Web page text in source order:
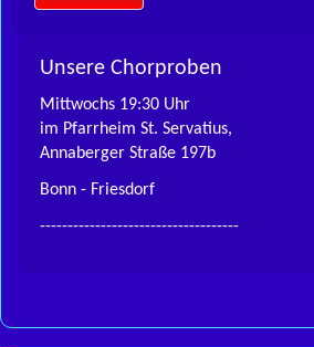
Unsere Chorproben
Mittwochs 19:30 Uhr
im Pfarrheim St. Servatius,
Annaberger Straße 197b
Bonn - Friesdorf
------------------------------------